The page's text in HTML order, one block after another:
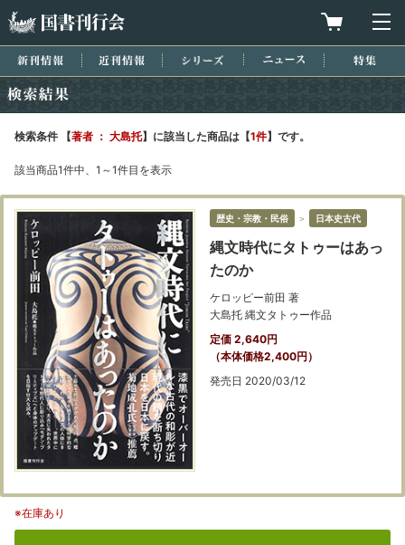
買物カゴを
新刊情報 近刊情報 シリーズ ニュース
検索条件 【著者 ： 大島托】に該当した商品は【1件】です。
該当商品1件中、1～1件目を表示
歴史・宗教・民俗 ＞ 日本史古代
縄文時代にタトゥーはあっ
たのか
ケロッピー前田 著
大島托 縄文タトゥー作品
定価 2,640円
（本体価格2,400円）
発売日 2020/03/12
※在庫あり